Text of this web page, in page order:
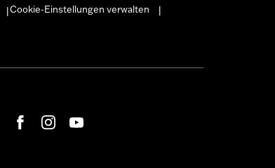
Cookie-Einstellungen verwalten